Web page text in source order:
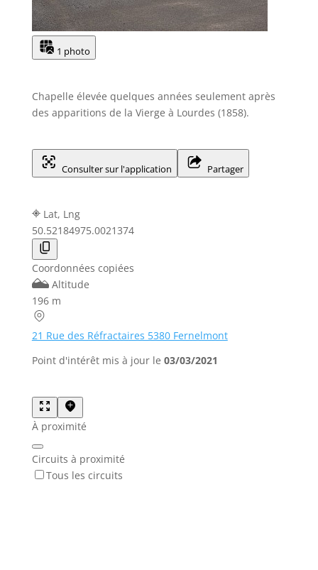
1 photo
Chapelle élevée quelques années seulement après
des apparitions de la Vierge à Lourdes (1858).
Consulter sur l'application Partager
Lat, Lng
50.52184975.0021374
Coordonnées copiées
Altitude
196 m
21 Rue des Réfractaires 5380 Fernelmont
Point d'intérêt mis à jour le 03/03/2021
À proximité
Circuits à proximité
Tous les circuits